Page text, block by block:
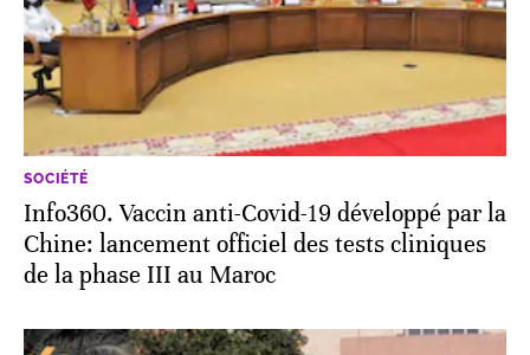
SOCIÉTÉ
Info360. Vaccin anti-Covid-19 développé par la
Chine: lancement officiel des tests cliniques
de la phase III au Maroc